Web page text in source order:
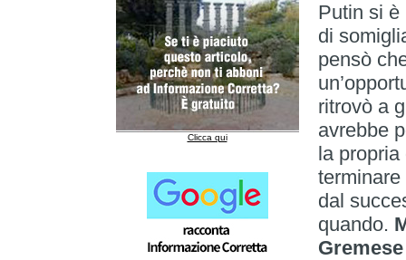
Clicca qui
Putin si è
di
pensò
ritrovò a
avrebbe
la
dal
quando.